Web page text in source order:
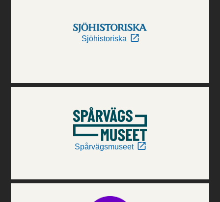
Sjöhistoriska
Spårvägsmuseet